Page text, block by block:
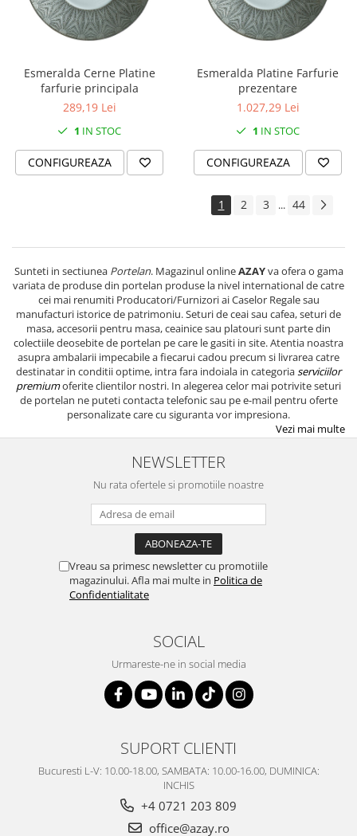
Esmeralda Cerne Platine
farfurie principala
289,19 Lei
1 IN STOC
CONFIGUREAZA
Esmeralda Platine Farfurie
prezentare
1.027,29 Lei
1 IN STOC
CONFIGUREAZA
1 2 3 ... 44
Sunteti in sectiunea Portelan. Magazinul onlineAZAYva ofera o gama
variata de produse din portelan produse la nivel international de catre
cei mai renumiti Producatori/Furnizori ai Caselor Regale sau
manufacturi istorice de patrimoniu. Seturi de ceai sau cafea, seturi de
masa, accesorii pentru masa, ceainice sau platouri sunt parte din
colectiile deosebite de portelan pe care le gasiti in site. Atentia noastra
asupra ambalarii impecabile a fiecarui cadou precum si livrarea catre
destinatar in conditii optime, intra fara indoiala in categoriaserviciilor
premiumoferite clientilor nostri. In alegerea celor mai potrivite seturi
de portelan ne puteti contacta telefonic sau pe e-mail pentru oferte
personalizate care cu siguranta vor impresiona.
Vezi mai multe
NEWSLETTER
Nu rata ofertele si promotiile noastre
Vreau sa primesc newsletter cu promotiile
magazinului. Afla mai multe in Politica de
Confidentialitate
SOCIAL
Urmareste-ne in social media
SUPORT CLIENTI
Bucuresti L-V: 10.00-18.00, SAMBATA: 10.00-16.00, DUMINICA:
INCHIS
+4 0721 203 809
office@azay.ro